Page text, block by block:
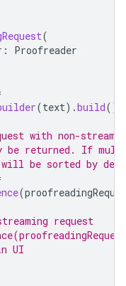
(
:
Proofreader
(text).build()
with non-
be returned. If
be sorted by
(
request
UI